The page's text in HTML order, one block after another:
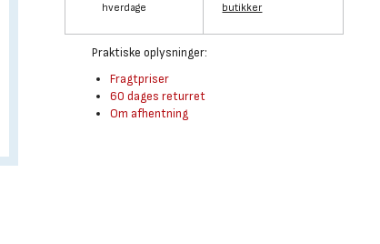
hverdage
butikker
Praktiske oplysninger:
Fragtpriser
60 dages returret
Om afhentning